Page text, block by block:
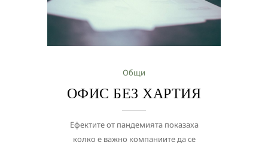
Общи
ОФИС БЕЗ ХАРТИЯ
Ефектите от пандемията показаха
колко е важно компаниите да се